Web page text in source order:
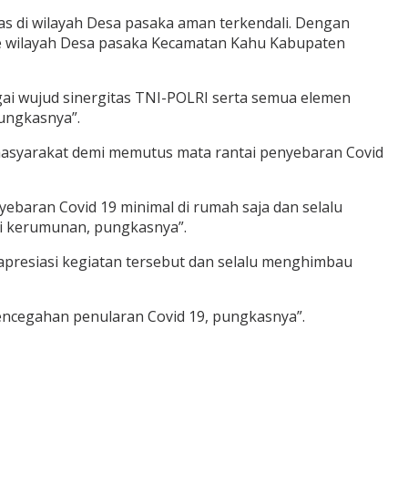
wilayah Desa pasaka aman terkendali. Dengan
Desa pasaka Kecamatan Kahu Kabupaten
wujud sinergitas TNI-POLRI serta semua elemen
demi memutus mata rantai penyebaran Covid
Covid 19 minimal di rumah saja dan selalu
pungkasnya”.
kegiatan tersebut dan selalu menghimbau
penularan Covid 19, pungkasnya”.